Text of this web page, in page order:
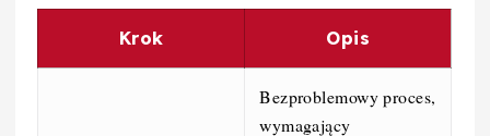
Krok Opis
Bezproblemowy proces,
wymagający